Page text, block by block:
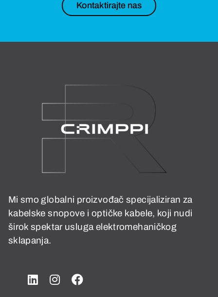
Kontaktirajte nas
Mi smo globalni proizvođač specijaliziran za
kabelske snopove i optičke kabele, koji nudi
širok spektar usluga elektromehaničkog
sklapanja.